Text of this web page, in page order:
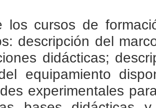
los cursos de
descripción del
didácticas;
equipamiento
experimentales